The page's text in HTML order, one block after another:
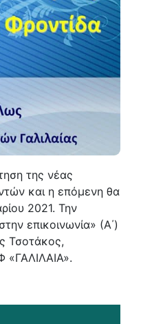
της νέας
και η επόμενη θα
2021. Την
επικοινωνία» (Α΄)
Τσοτάκος,
«ΓΑΛΙΛΑΙΑ».